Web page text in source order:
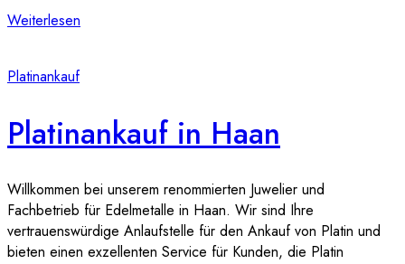
Weiterlesen
Platinankauf
Platinankauf in Haan
Willkommen bei unserem renommierten Juwelier und
Fachbetrieb für Edelmetalle in Haan. Wir sind Ihre
vertrauenswürdige Anlaufstelle für den Ankauf von Platin und
bieten einen exzellenten Service für Kunden, die Platin